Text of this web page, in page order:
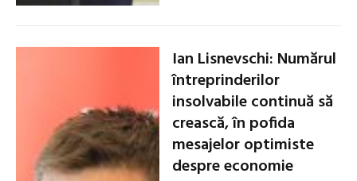
Ian Lisnevschi: Numărul
întreprinderilor
insolvabile continuă să
crească, în pofida
mesajelor optimiste
despre economie